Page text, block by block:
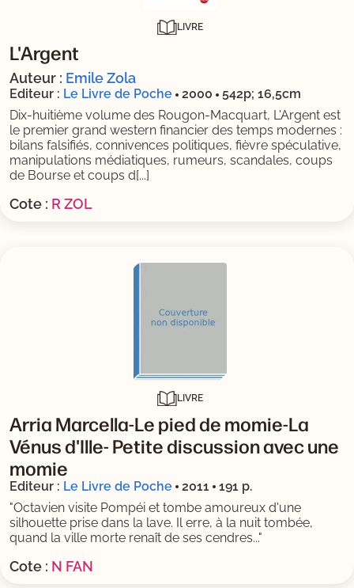
LIVRE
L'Argent
Auteur : Emile Zola
Editeur : Le Livre de Poche 2000
542p; 16,5cm
Dix-huitième volume des Rougon-Macquart, L'Argent est
le premier grand western financier des temps modernes :
bilans falsifiés, connivences politiques, fièvre spéculative,
manipulations médiatiques, rumeurs, scandales, coups
de Bourse et coups d[...]
Cote : R ZOL
LIVRE
Arria Marcella-Le pied de momie-La
Vénus d'Ille- Petite discussion avec une
momie
Editeur : Le Livre de Poche 2011
191 p.
"Octavien visite Pompéi et tombe amoureux d'une
silhouette prise dans la lave. Il erre, à la nuit tombée,
quand la ville morte renaît de ses cendres..."
Cote : N FAN